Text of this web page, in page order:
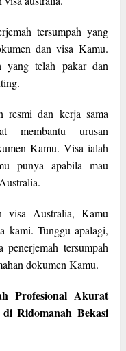
tersumpah yang
dan visa Kamu.
yang telah pakar dan
dan kerja sama
membantu urusan
Kamu. Visa ialah
punya apabila mau
visa Australia, Kamu
kami. Tunggu apalagi,
penerjemah tersumpah
dokumen Kamu.
Profesional Akurat
Ridomanah Bekasi